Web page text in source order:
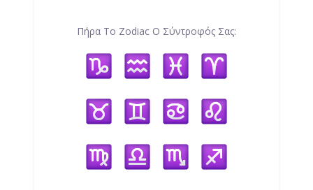
Πήρα Το Zodiac Ο Σύντροφός Σας: